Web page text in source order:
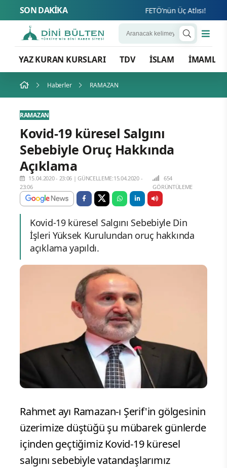
SON DAKİKA FETÖ’nün Üç Atlısı! Yeni
YAZ KURAN KURSLARI TDV İSLAM İMAMLAR
Haberler RAMAZAN
RAMAZAN
Kovid-19 küresel Salgını
Sebebiyle Oruç Hakkında
Açıklama
15.04.2020 - 23:06 |GÜNCELLEME:15.04.2020 -
23:06
654
GÖRÜNTÜLEME
Kovid-19 küresel Salgını Sebebiyle Din
İşleri Yüksek Kurulundan oruç hakkında
açıklama yapıldı.
Rahmet ayı Ramazan-ı Şerif'in gölgesinin
üzerimize düştüğü şu mübarek günlerde
içinden geçtiğimiz Kovid-19 küresel
salgını sebebiyle vatandaşlarımız